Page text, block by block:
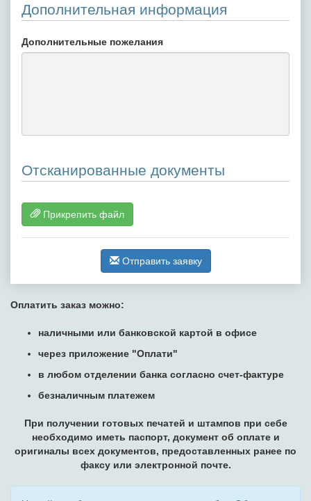
Дополнительная информация
Дополнительные пожелания
Отсканированные документы
Прикрепить файл
Отправить заявку
Оплатить заказ можно:
наличными или банковской картой в офисе
через приложение "Оплати"
в любом отделении банка согласно счет-фактуре
безналичным платежем
При получении готовых печатей и штампов при себе
необходимо иметь паспорт, документ об оплате и
оригиналы всех документов, предоставленных ранее по
факсу или электронной почте.